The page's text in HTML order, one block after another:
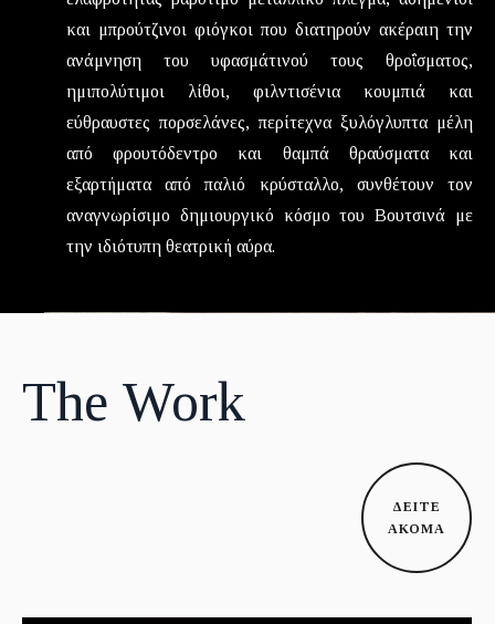
και μπρούτζινοι φιόγκοι που διατηρούν ακέραιη την
ανάμνηση του υφασμάτινού τους θροΐσματος,
ημιπολύτιμοι λίθοι, φιλντισένια κουμπιά και
εύθραυστες πορσελάνες, περίτεχνα ξυλόγλυπτα μέλη
από φρουτόδεντρο και θαμπά θραύσματα και
εξαρτήματα από παλιό κρύσταλλο, συνθέτουν τον
αναγνωρίσιμο δημιουργικό κόσμο του Βουτσινά με
την ιδιότυπη θεατρική αύρα.
The Work
ΔΕΙΤΕ
ΑΚΟΜΑ